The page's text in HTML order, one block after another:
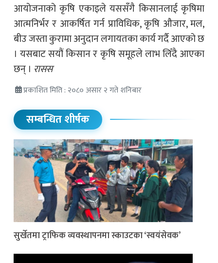
आयोजनाको कृषि एकाइले यससँगै किसानलाई कृषिमा
आत्मनिर्भर र आकर्षित गर्न प्राविधिक, कृषि औजार, मल,
बीउ जस्ता कुरामा अनुदान लगायतका कार्य गर्दै आएको छ
। यसबाट सयौं किसान र कृषि समूहले लाभ लिँदै आएका
छन् । रासस
प्रकाशित मिति : २०८० असार २ गते शनिबार
सम्बन्धित शीर्षक
सुर्खेतमा ट्राफिक व्यवस्थापनमा स्काउटका ‘स्वयंसेवक’